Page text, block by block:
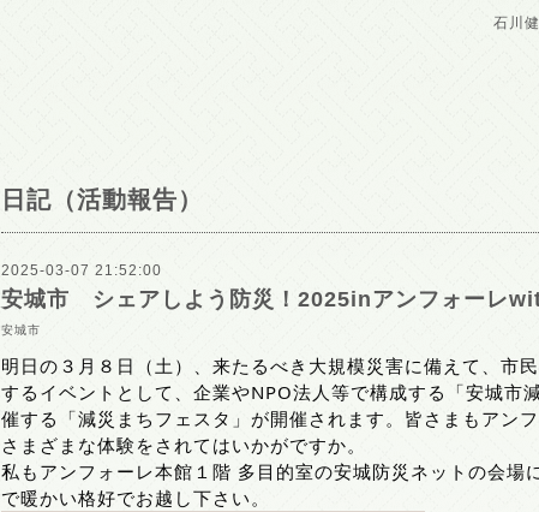
石川
日記（活動報告）
2025-03-07 21:52:00
安城市 シェアしよう防災！2025inアンフォーレ
安城市
明日の３月８日（土）、来たるべき大規模災害に備えて、市
するイベントとして、企業やNPO法人等で構成する「安城市
催する「減災まちフェスタ」が開催されます。皆さまもアン
さまざまな体験をされてはいかがですか。
私もアンフォーレ本館１階 多目的室の安城防災ネットの会場
で暖かい格好でお越し下さい。